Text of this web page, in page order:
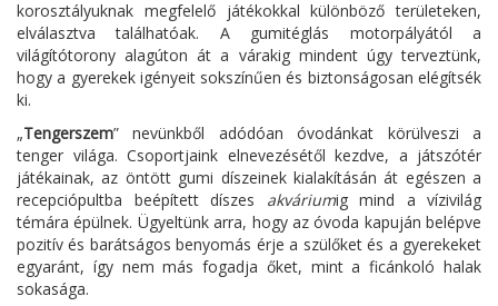
korosztályuknak megfelelő játékokkal különböző területeken,
elválasztva találhatóak. A gumitéglás motorpályától a
világítótorony alagúton át a várakig mindent úgy terveztünk,
hogy a gyerekek igényeit sokszínűen és biztonságosan elégítsék
ki.
„Tengerszem” nevünkből adódóan óvodánkat körülveszi a
tenger világa. Csoportjaink elnevezésétől kezdve, a játszótér
játékainak, az öntött gumi díszeinek kialakításán át egészen a
recepciópultba beépített díszes akváriumig mind a vízivilág
témára épülnek. Ügyeltünk arra, hogy az óvoda kapuján belépve
pozitív és barátságos benyomás érje a szülőket és a gyerekeket
egyaránt, így nem más fogadja őket, mint a ficánkoló halak
sokasága.